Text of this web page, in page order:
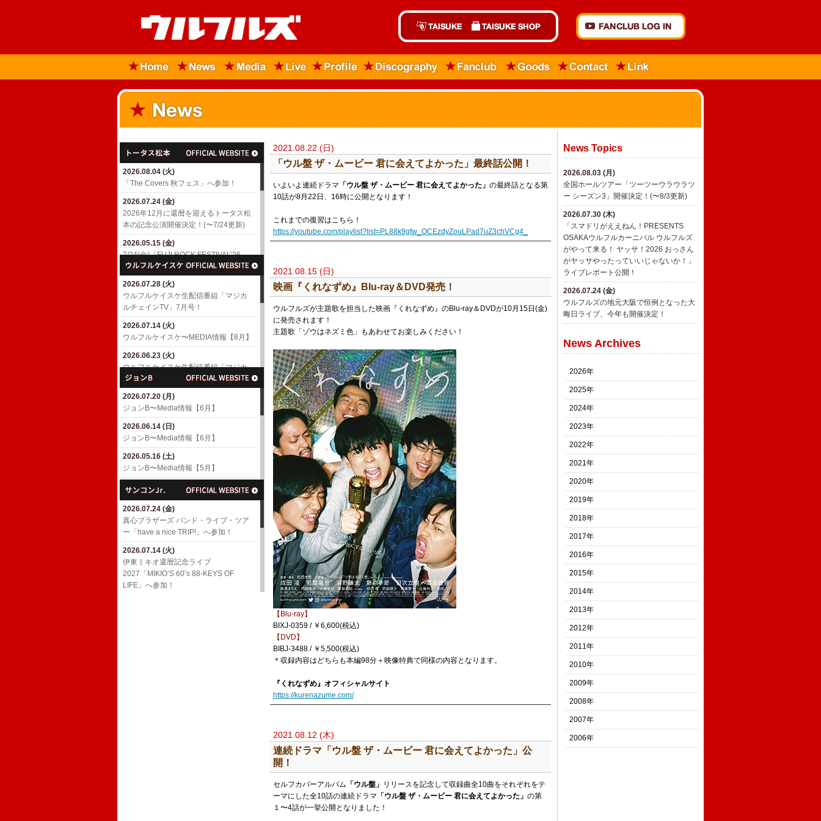
2026.08.04 (火)
「The Covers 秋フェス」へ参加！
2026.07.24 (金)
2026年12月に還暦を迎えるトータス松
本の記念公演開催決定！(〜7/24更新)
2026.05.15 (金)
7/24(金)「FUJI ROCK FESTIVAL’26」
出演決定！
2026.04.18 (土)
6/10(水)「MUSIC AWARDS JAPAN
WEEK SPECIAL LIVE A Tribute to
EIICHI OHTAKI」出演決定！
2026.04.01 (水)
7/4(土)「浜崎貴司 GACHIスペシャル」
2026.03.06 (金)
渡辺満里奈アルバム「Ring-a-Bell 30th
Anniversary Deluxe Edition」
2026.02.27 (金)
3/4(水)パラスポーツアニメテーマ曲
「スーパーヒーロー」配信リリース決
定！
3/8(日)「TOKYO GUITAR JAMBOREE
2026.02.10 (火)
ROOTS66で「The Covers' Fes. 2026」
2026.02.01 (日)
YouTube「上田禎的音楽史 vol.1」に出
演！
2026.07.28 (火)
ウルフルケイスケ生配信番組「マジカ
ルチェインTV」7月号！
2026.07.14 (火)
​ウルフルケイスケ〜MEDIA情報【8月】
2026.06.23 (火)
ウルフルケイスケ生配信番組「マジカ
ルチェインTV」6月号！
2026.06.17 (水)
​ウルフルケイスケ〜MEDIA情報【6月】
2026.05.11 (月)
ウルフルケイスケ生配信番組「マジカ
ルチェインTV」5月号！
2026.04.23 (木)
ウルフルケイスケ生配信番組「マジカ
ルチェインTV」4月号！
2026.04.16 (木)
​ウルフルケイスケ〜MEDIA情報【4月】
(〜4/16更新)
2026.03.24 (火)
ウルフルケイスケ生配信番組「マジカ
ルチェインTV」3月号！
2026.07.20 (月)
ジョンB〜Media情報【6月】
2026.06.14 (日)
ジョンB〜Media情報【6月】
2026.05.16 (土)
ジョンB〜Media情報【5月】
2026.04.19 (日)
2026.03.16 (月)
ジョンB〜Media情報【3月】
2026.02.15 (日)
ジョンB〜Media情報【2月】
2026.01.19 (月)
ジョンB〜Media情報【1月】
2026.07.24 (金)
​真心ブラザーズ バンド・ライブ・ツア
ー「have a nice TRIP!」へ参加！
2026.07.14 (火)
伊東ミキオ還暦記念ライブ
2027「MIKIO’S 60’s 88-KEYS OF
LIFE」へ参加！
2021.08.22 (日)
「ウル盤 ザ・ムービー 君に会えてよかった」最終話公開！
いよいよ連続ドラマ 「ウル盤 ザ・ムービー 君に会えてよかった」 の最終話となる第
10話が8月22日、16時に公開となります！
これまでの復習はこちら！
https://youtube.com/playlist?list=PL88k9gfw_OCEzdyZouLPad7uZ3chVCg4_
2021.08.15 (日)
​映画『くれなずめ』Blu-ray＆DVD発売！
ウルフルズが主題歌を担当した映画『くれなずめ』のBlu-ray＆DVDが10月15日(金)
に発売されます！
主題歌「ゾウはネズミ色」もあわせてお楽しみください！
【Blu-ray】
BIXJ-0359 / ￥6,600(税込)
【DVD】
BIBJ-3488 / ￥5,500(税込)
＊収録内容はどちらも本編98分＋映像特典で同様の内容となります。
『くれなずめ』オフィシャルサイト
https://kurenazume.com/
2021.08.12 (木)
連続ドラマ「ウル盤 ザ・ムービー 君に会えてよかった」公
開！
セルフカバーアルバム 「ウル盤」 リリースを記念して収録曲全10曲をそれぞれをテ
ーマにした全10話の連続ドラマ 「ウル盤 ザ・ムービー 君に会えてよかった」 の第
１〜4話が一挙公開となりました！
News Topics
2026.08.03 (月)
全国ホールツアー「ツーツーウラウラツ
ー シーズン3」開催決定！(〜8/3更新)
2026.07.30 (木)
「スマドリがええねん！PRESENTS
OSAKAウルフルカーニバル ウルフルズ
がやって来る！ ヤッサ！2026 おっさん
がヤッサやったっていいじゃないか！」
ライブレポート公開！
2026.07.24 (金)
ウルフルズの地元大阪で恒例となった大
晦日ライブ、今年も開催決定！
News Archives
2026年
2025年
2024年
2023年
2022年
2021年
2020年
2019年
2018年
2017年
2016年
2015年
2014年
2013年
2012年
2011年
2010年
2009年
2008年
2007年
2006年